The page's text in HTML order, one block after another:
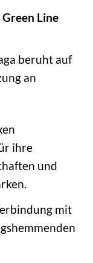
Line
beruht auf
an
ihre
und
mit